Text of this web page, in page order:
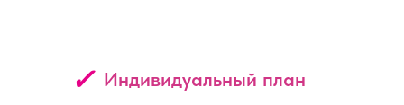
✓ Индивидуальный план